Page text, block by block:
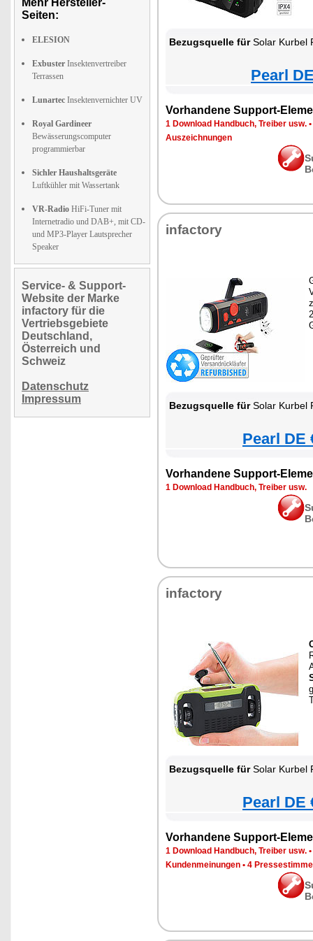
Mehr Hersteller-
Seiten:
ELESION
Exbuster Insektenvertreiber
Terrassen
Lunartec Insektenvernichter UV
Royal Gardineer
Bewässerungscomputer
programmierbar
Sichler Haushaltsgeräte
Luftkühler mit Wassertank
VR-Radio HiFi-Tuner mit
Internetradio und DAB+, mit CD-
und MP3-Player Lautsprecher
Speaker
Service- & Support-
Website der Marke
infactory für die
Vertriebsgebiete
Deutschland,
Österreich und
Schweiz
Datenschutz
Impressum
Bezugsquelle fürSolar Kurbel
Pearl
Vorhandene Support-
1 Download Handbuch, Treiber usw. •
Auszeichnungen
infactory
Bezugsquelle fürSolar Kurbel
Pearl DE
Vorhandene Support-
1 Download Handbuch, Treiber usw.
infactory
Bezugsquelle fürSolar Kurbel
Pearl DE
Vorhandene Support-
1 Download Handbuch, Treiber usw. •
Kundenmeinungen • 4